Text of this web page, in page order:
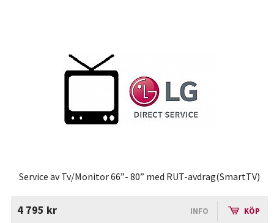
Service av Tv/Monitor 66”- 80” med RUT-avdrag(SmartTV)
4 795 kr INFO KÖP